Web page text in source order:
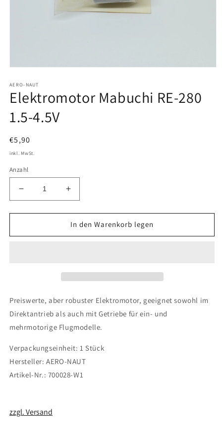
in
Modal
öffnen
AERO-NAUT
Elektromotor Mabuchi RE-280
1.5-4.5V
Normaler
Preis
€5,90
inkl. MwSt.
Anzahl
Verringere
die
Menge
Elektromotor
Erhöhe
die
Menge
für
Elektromotor
In den Warenkorb legen
Preiswerte, aber robuster Elektromotor, geeignet sowohl im
Direktantrieb als auch mit Getriebe für ein- und
mehrmotorige Flugmodelle.
Verpackungseinheit: 1 Stück
Hersteller: AERO-NAUT
Artikel-Nr.: 700028-W1
zzgl. Versand